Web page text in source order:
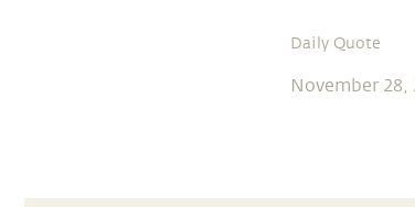
Daily Quote
November 28,